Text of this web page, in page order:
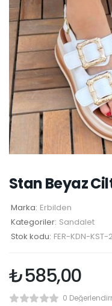
Stan Beyaz
Marka: Erbilden
Kategoriler: Sandalet
Stok kodu: FER-KDN-KST-
₺585,00
0